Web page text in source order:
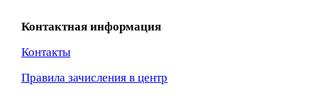
Контактная информация
Контакты
Правила зачисления в центр